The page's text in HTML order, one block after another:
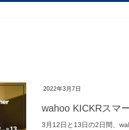
2022年3月7日
wahoo KICKRスマ
3月12日と13日の2日間、